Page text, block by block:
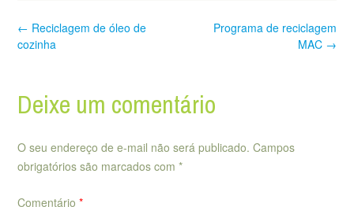
Post
navigation
Programa de reciclagem
MAC →
← Reciclagem de óleo de
cozinha
Deixe um comentário
O seu endereço de e-mail não será publicado. Campos
obrigatórios são marcados com *
Comentário *